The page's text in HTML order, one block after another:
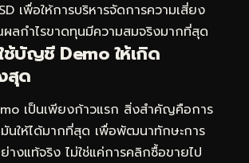
เพื่อให้การบริหารจัดการความเสี่ยง
ลกำไรขาดทุนมีความสมจริงมากที่สุด
ช้บัญชี Demo ให้เกิด
สุด
เป็นเพียงก้าวแรก สิ่งสำคัญคือการ
มันให้ได้มากที่สุด เพื่อพัฒนาทักษะการ
งแท้จริง ไม่ใช่แค่การคลิกซื้อขายไป